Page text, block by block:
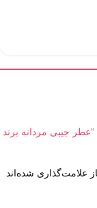
جیبی مردانه برند
علامت‌گذاری شده‌اند